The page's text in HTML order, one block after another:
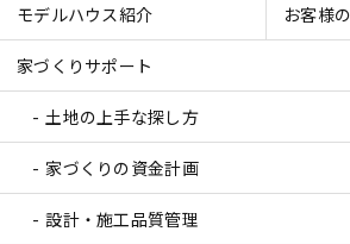
モデルハウス紹介 お客様
家づくりサポート
土地の上手な探し方
家づくりの資金計画
設計・施工品質管理